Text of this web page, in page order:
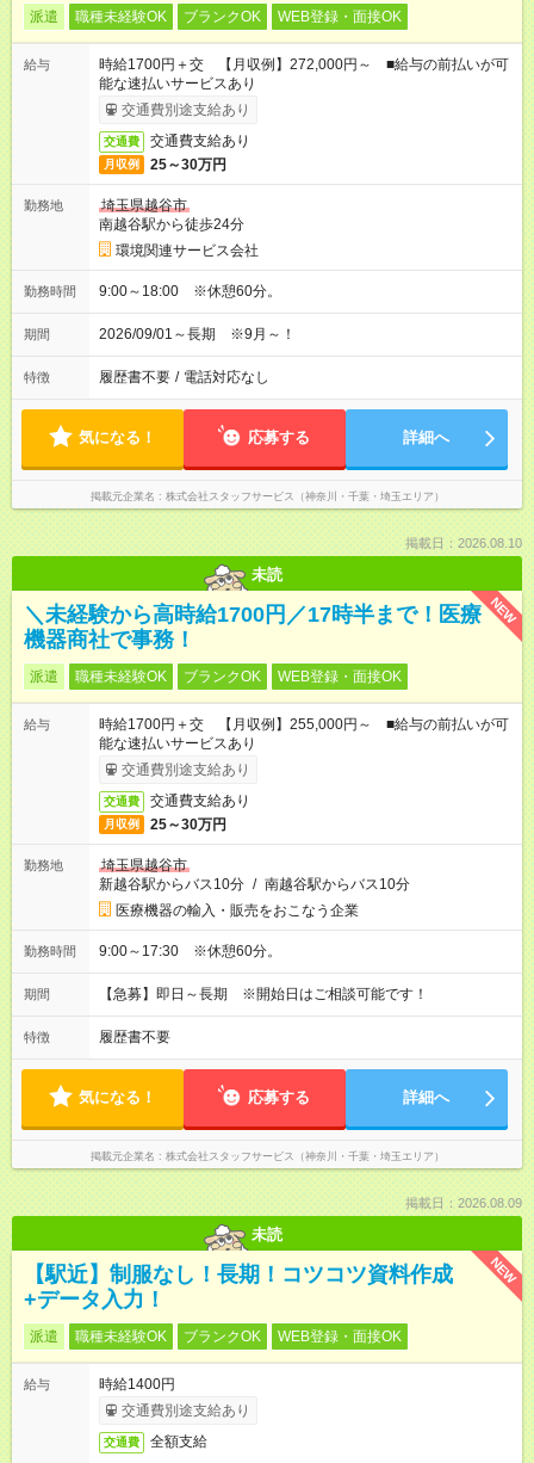
派遣 職種未経験OK ブランクOK WEB登録・面接OK
給与
時給1700円＋交 【月収例】272,000円～ ■給与の前払いが可
能な速払いサービスあり
交通費別途支給あり
交通費 交通費支給あり
月収例 25～30万円
勤務地
埼玉県越谷市
南越谷駅から徒歩24分
環境関連サービス会社
勤務時間 9:00～18:00 ※休憩60分。
期間 2026/09/01～長期 ※9月～！
特徴 履歴書不要 / 電話対応なし
気になる！ 応募する 詳細へ
掲載元企業名 株式会社スタッフサービス（神奈川・千葉・埼玉エリア）
掲載日：2026.08.10
未読
NEW
＼未経験から高時給1700円／17時半まで！医療
機器商社で事務！
派遣 職種未経験OK ブランクOK WEB登録・面接OK
給与
時給1700円＋交 【月収例】255,000円～ ■給与の前払いが可
能な速払いサービスあり
交通費別途支給あり
交通費 交通費支給あり
月収例 25～30万円
勤務地
埼玉県越谷市
新越谷駅からバス10分 / 南越谷駅からバス10分
医療機器の輸入・販売をおこなう企業
勤務時間 9:00～17:30 ※休憩60分。
期間 【急募】即日～長期 ※開始日はご相談可能です！
特徴 履歴書不要
気になる！ 応募する 詳細へ
掲載元企業名 株式会社スタッフサービス（神奈川・千葉・埼玉エリア）
掲載日：2026.08.09
未読
NEW
【駅近】制服なし！長期！コツコツ資料作成
+データ入力！
派遣 職種未経験OK ブランクOK WEB登録・面接OK
給与
時給1400円
交通費別途支給あり
交通費 全額支給